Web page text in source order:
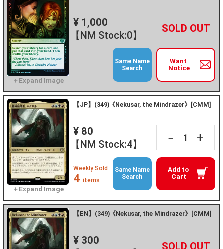
¥ 1,000
【NM Stock:0】
－ +
Want
Notice
Same Name
Search
【JP】(349)《Nekusar, the Mindrazer》[CMM]
¥ 80
【NM Stock:4】
－ +
Add to
Cart
Weekly Sold :
4 items
Same Name
Search
【EN】(349)《Nekusar, the Mindrazer》[CMM]
¥ 300
－